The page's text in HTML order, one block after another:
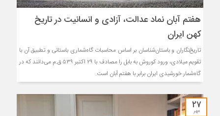
هفتم آبان نماد عدالت، آزادی و انسانیت در تاریخ
کهن ایران
تاریخ‌نگاران و باستان‌شناسان بر اساس محاسبات گاه‌شماری باستانی و تطبیق آن با
تقویم میلادی، ورود کوروش به بابل را مصادف با ۲۹ اکتبر ۵۳۹ ق.م می‌دانند که در
گاه‌شمار خورشیدی ایران برابر با هفتم آبان است.
۲۷
مهر